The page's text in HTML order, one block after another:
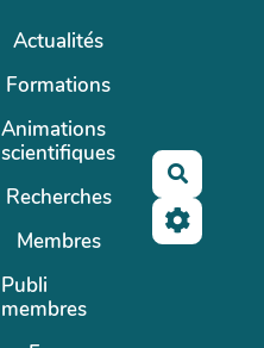
Actualités
Formations
Animations
scientifiques
Recherches
Membres
Publi
membres